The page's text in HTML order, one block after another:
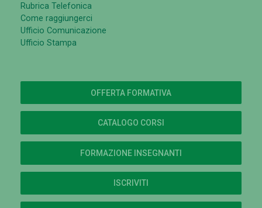
Rubrica Telefonica
Come raggiungerci
Ufficio Comunicazione
Ufficio Stampa
OFFERTA FORMATIVA
CATALOGO CORSI
FORMAZIONE INSEGNANTI
ISCRIVITI